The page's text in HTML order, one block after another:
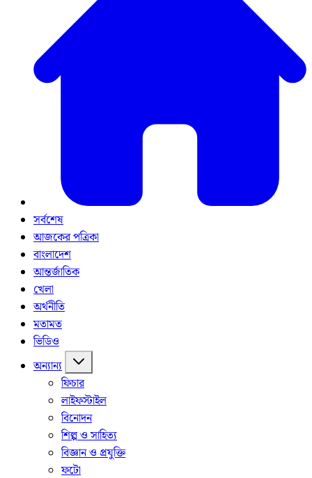
সর্বশেষ
আজকের পত্রিকা
বাংলাদেশ
আন্তর্জাতিক
খেলা
অর্থনীতি
মতামত
ভিডিও
অন্যান্য
ফিচার
লাইফস্টাইল
বিনোদন
শিল্প ও সাহিত্য
বিজ্ঞান ও প্রযুক্তি
ফটো